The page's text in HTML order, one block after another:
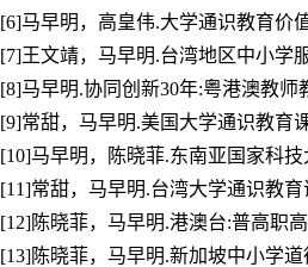
[6]马早明，高皇伟.大学通识教育价
[7]王文靖，马早明.台湾地区中小学
[8]马早明.协同创新30年:粤港澳教师
[9]常甜，马早明.美国大学通识教育
[10]马早明，陈晓菲.东南亚国家科
[11]常甜，马早明.台湾大学通识教
[12]陈晓菲，马早明.港澳台:普高职
[13]陈晓菲，马早明.新加坡中小学